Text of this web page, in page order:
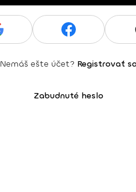
Nemáš ešte účet? Registrovať
Zabudnuté heslo